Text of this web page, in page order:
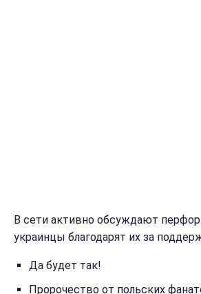
В сети активно обсуждают
украинцы благодарят их за
Да будет так!
Пророчество от польских